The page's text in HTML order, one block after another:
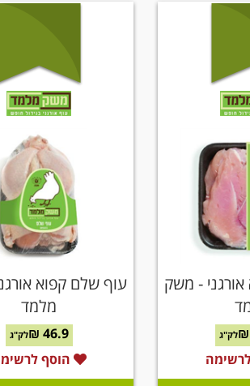
- משק
לק"ג
עוף שלם קפוא
מלמד
46.9 ₪ לק"ג
הוסף